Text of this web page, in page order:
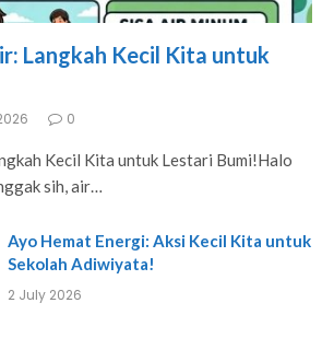
Langkah Kecil Kita untuk
0
Kecil Kita untuk Lestari Bumi!Halo
sih, air…
Ayo Hemat Energi: Aksi Kecil Kita untuk
Sekolah Adiwiyata!
2 July 2026